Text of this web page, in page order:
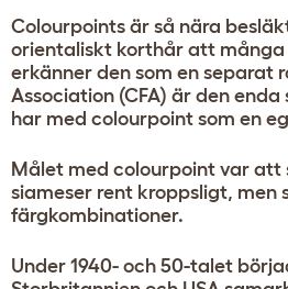
Colourpoints är så nära
orientaliskt korthår att
erkänner den som en separat
Association (CFA) är den
har med colourpoint som en
Målet med colourpoint var
siameser rent kroppsligt, men
färgkombinationer.
Under 1940- och 50-talet